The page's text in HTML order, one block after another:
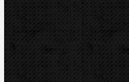
Vrtání a frézy
Elektomontážní nářadí
Lokalizace a trasování